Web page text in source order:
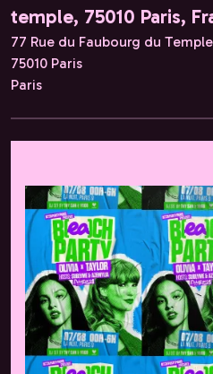
temple, 75010 Paris,
77 Rue du Faubourg du
75010 Paris
Paris